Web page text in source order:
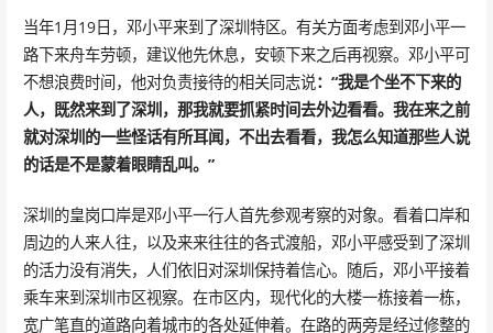
当年1月19日，邓小平来到了深圳特区。有关方面考虑到邓小平一
路下来舟车劳顿，建议他先休息，安顿下来之后再视察。邓小平可
不想浪费时间，他对负责接待的相关同志说：“我是个坐不下来的
人，既然来到了深圳，那我就要抓紧时间去外边看看。我在来之前
就对深圳的一些怪话有所耳闻，不出去看看，我怎么知道那些人说
的话是不是蒙着眼睛乱叫。”
深圳的皇岗口岸是邓小平一行人首先参观考察的对象。看着口岸和
周边的人来人往，以及来来往往的各式渡船，邓小平感受到了深圳
的活力没有消失，人们依旧对深圳保持着信心。随后，邓小平接着
乘车来到深圳市区视察。在市区内，现代化的大楼一栋接着一栋，
宽广笔直的道路向着城市的各处延伸着。在路的两旁是经过修整的